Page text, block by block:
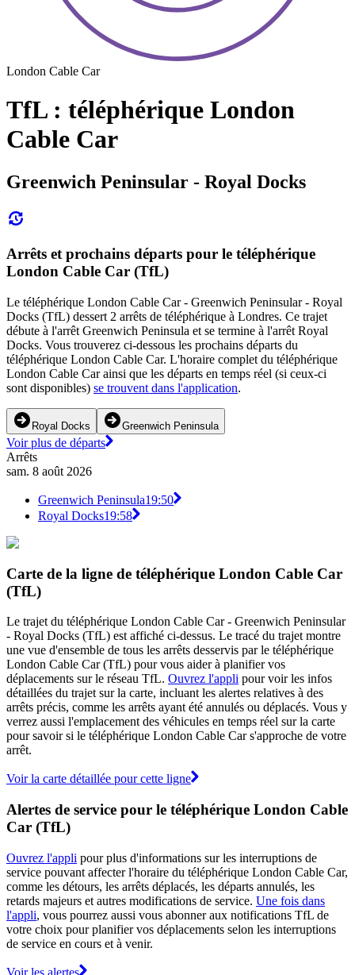
London Cable Car
TfL : téléphérique London
Cable Car
Greenwich Peninsular - Royal Docks
Arrêts et prochains départs pour le téléphérique
London Cable Car (TfL)
Le téléphérique London Cable Car - Greenwich Peninsular - Royal
Docks (TfL) dessert 2 arrêts de téléphérique à Londres. Ce trajet
débute à l'arrêt Greenwich Peninsula et se termine à l'arrêt Royal
Docks. Vous trouverez ci-dessous les prochains départs du
téléphérique London Cable Car. L'horaire complet du téléphérique
London Cable Car ainsi que les départs en temps réel (si ceux-ci
sont disponibles) se trouvent dans l'application.
Royal Docks Greenwich Peninsula
Voir plus de départs
Arrêts
sam. 8 août 2026
Greenwich Peninsula19:50
Royal Docks19:58
Carte de la ligne de téléphérique London Cable Car
(TfL)
Le trajet du téléphérique London Cable Car - Greenwich Peninsular
- Royal Docks (TfL) est affiché ci-dessus. Le tracé du trajet montre
une vue d'ensemble de tous les arrêts desservis par le téléphérique
London Cable Car (TfL) pour vous aider à planifier vos
déplacements sur le réseau TfL. Ouvrez l'appli pour voir les infos
détaillées du trajet sur la carte, incluant les alertes relatives à des
arrêts précis, comme les arrêts ayant été annulés ou déplacés. Vous y
verrez aussi l'emplacement des véhicules en temps réel sur la carte
pour savoir si le téléphérique London Cable Car s'approche de votre
arrêt.
Voir la carte détaillée pour cette ligne
Alertes de service pour le téléphérique London Cable
Car (TfL)
Ouvrez l'appli pour plus d'informations sur les interruptions de
service pouvant affecter l'horaire du téléphérique London Cable Car,
comme les détours, les arrêts déplacés, les départs annulés, les
retards majeurs et autres modifications de service. Une fois dans
l'appli, vous pourrez aussi vous abonner aux notifications TfL de
votre choix pour planifier vos déplacements selon les interruptions
de service en cours et à venir.
Voir les alertes